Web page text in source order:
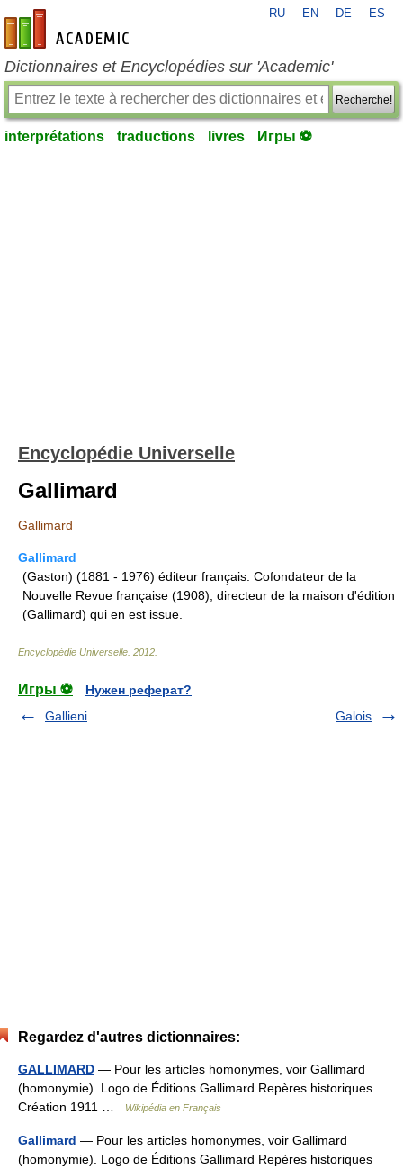
fr-academic.com
RU EN DE ES
Dictionnaires et Encyclopédies sur 'Academic'
Recherche!
interprétations traductions livres Игры ⚽
Encyclopédie Universelle
Gallimard
Gallimard
Gallimard
(Gaston) (1881 - 1976) éditeur français. Cofondateur de la
Nouvelle Revue française (1908), directeur de la maison d'édition
(Gallimard) qui en est issue.
Encyclopédie Universelle 2012
Игры ⚽
Нужен реферат?
Gallieni
Galois
Regardez d'autres dictionnaires:
GALLIMARD — Pour les articles homonymes, voir Gallimard
(homonymie). Logo de Éditions Gallimard Repères historiques
Création 1911 …
Wikipédia en Français
Gallimard — Pour les articles homonymes, voir Gallimard
(homonymie). Logo de Éditions Gallimard Repères historiques